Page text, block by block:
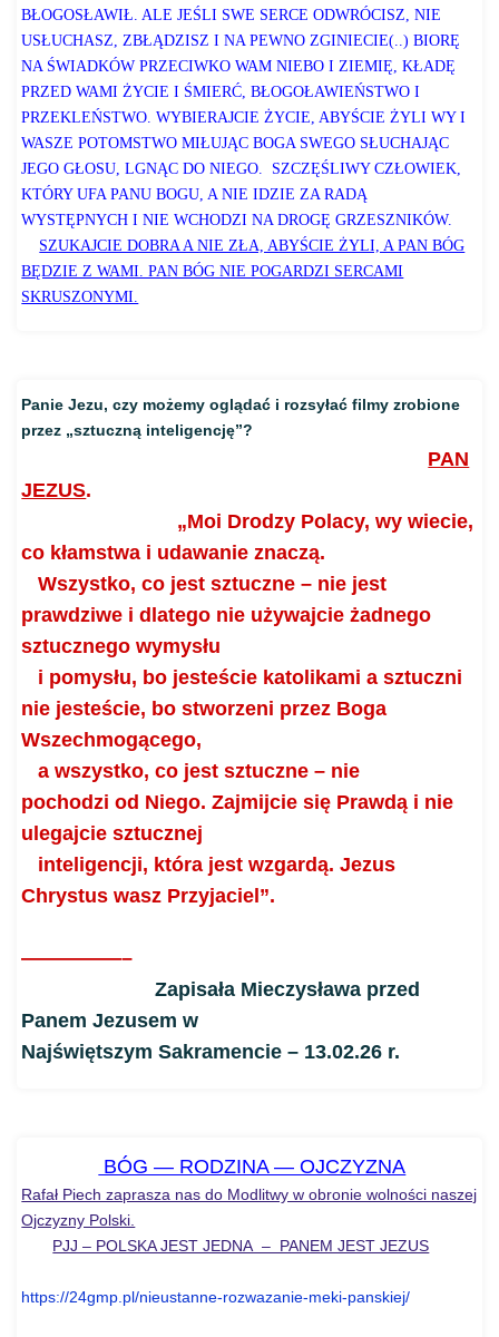
BŁOGOSŁAWIŁ. ALE JEŚLI SWE SERCE ODWRÓCISZ, NIE
USŁUCHASZ, ZBŁĄDZISZ I NA PEWNO ZGINIECIE(..) BIORĘ
NA ŚWIADKÓW PRZECIWKO WAM NIEBO I ZIEMIĘ, KŁADĘ
PRZED WAMI ŻYCIE I ŚMIERĆ, BŁOGOŁAWIEŃSTWO I
PRZEKLEŃSTWO. WYBIERAJCIE ŻYCIE, ABYŚCIE ŻYLI WY I
WASZE POTOMSTWO MIŁUJĄC BOGA SWEGO SŁUCHAJĄC
JEGO GŁOSU, LGNĄC DO NIEGO. SZCZĘŚLIWY CZŁOWIEK,
KTÓRY UFA PANU BOGU, A NIE IDZIE ZA RADĄ
WYSTĘPNYCH I NIE WCHODZI NA DROGĘ GRZESZNIKÓW.
SZUKAJCIE DOBRA A NIE ZŁA, ABYŚCIE ŻYLI, A PAN BÓG
BĘDZIE Z WAMI. PAN BÓG NIE POGARDZI SERCAMI
SKRUSZONYMI.
Panie Jezu, czy możemy oglądać i rozsyłać filmy zrobione
przez „sztuczną inteligencję”?
PAN
JEZUS.
„Moi Drodzy Polacy, wy wiecie,
co kłamstwa i udawanie znaczą.
Wszystko, co jest sztuczne – nie jest
prawdziwe i dlatego nie używajcie żadnego
sztucznego wymysłu
i pomysłu, bo jesteście katolikami a sztuczni
nie jesteście, bo stworzeni przez Boga
Wszechmogącego,
a wszystko, co jest sztuczne – nie
pochodzi od Niego. Zajmijcie się Prawdą i nie
ulegajcie sztucznej
inteligencji, która jest wzgardą. Jezus
Chrystus wasz Przyjaciel”.
—————–
Zapisała Mieczysława przed
Panem Jezusem w
Najświętszym Sakramencie – 13.02.26 r.
BÓG — RODZINA — OJCZYZNA
Rafał Piech zaprasza nas do Modlitwy w obronie wolności naszej
Ojczyzny Polski.
PJJ – POLSKA JEST JEDNA – PANEM JEST JEZUS
https://24gmp.pl/nieustanne-rozwazanie-meki-panskiej/